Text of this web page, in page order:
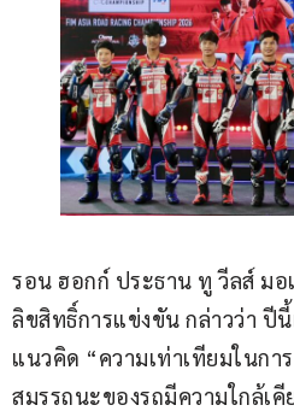
รอน ฮอกก์ ประธาน ทู วีลส์ มอ
ลิขสิทธิ์การแข่งขัน กล่าวว่า ปี
แนวคิด “ความเท่าเทียมในก
สมรรถนะของรถมีความใกล้เคี